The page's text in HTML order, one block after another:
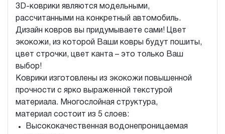
3D-коврики являются модельными,
рассчитанными на конкретный автомобиль.
Дизайн ковров вы придумываете сами! Цвет
экокожи, из которой Ваши ковры будут пошиты,
цвет строчки, цвет канта – это только Ваш
выбор!
Коврики изготовлены из экокожи повышенной
прочности с ярко выраженной текстурой
материала. Многослойная структура,
материал состоит из 5 слоев:
Высококачественная водонепроницаемая